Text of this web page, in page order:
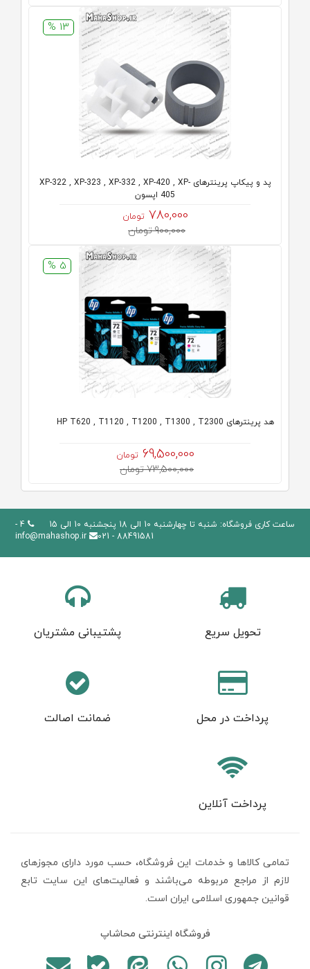
13 %
پد و پیکاپ پرینترهای XP-322 , XP-323 , XP-332 , XP-420 , XP-
405 اپسون
780,000 تومان
900,000 تومان
5 %
هد پرینترهای HP T620 , T1120 , T1200 , T1300 , T2300
69,500,000 تومان
73,500,000 تومان
ساعت کاری فروشگاه: شنبه تا چهارشنبه 10 الی 18 پنجشنبه 10 الی 15
4 -
88491581 - 021
info@mahashop.ir
تحویل سریع پشتیبانی مشتریان
پرداخت در محل ضمانت اصالت
پرداخت آنلاین
تمامی كالاها و خدمات اين فروشگاه، حسب مورد دارای مجوزهای
لازم از مراجع مربوطه می‌باشند و فعاليت‌های اين سايت تابع
قوانين جمهوری اسلامی ایران است.
فروشگاه اینترنتی محاشاپ